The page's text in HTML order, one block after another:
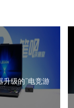
升级的“电竞游